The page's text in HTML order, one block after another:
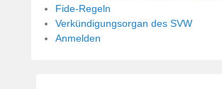
Fide-Regeln
Verkündigungsorgan des SVW
Anmelden